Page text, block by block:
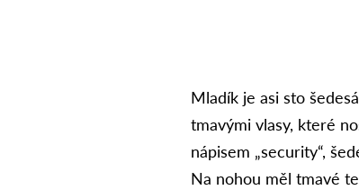
Mladík je asi sto
tmavými vlasy, které
nápisem „security“,
Na nohou měl tmavé